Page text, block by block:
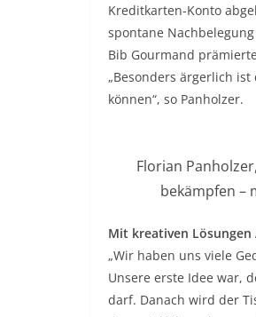
Kreditkarten-Konto
spontane
Bib Gourmand
„Besonders ärgerlich
können“, so Panholzer.
Florian
bekämpfen –
Mit kreativen Lösungen
„Wir haben uns viele
Unsere erste Idee war,
darf. Danach wird der